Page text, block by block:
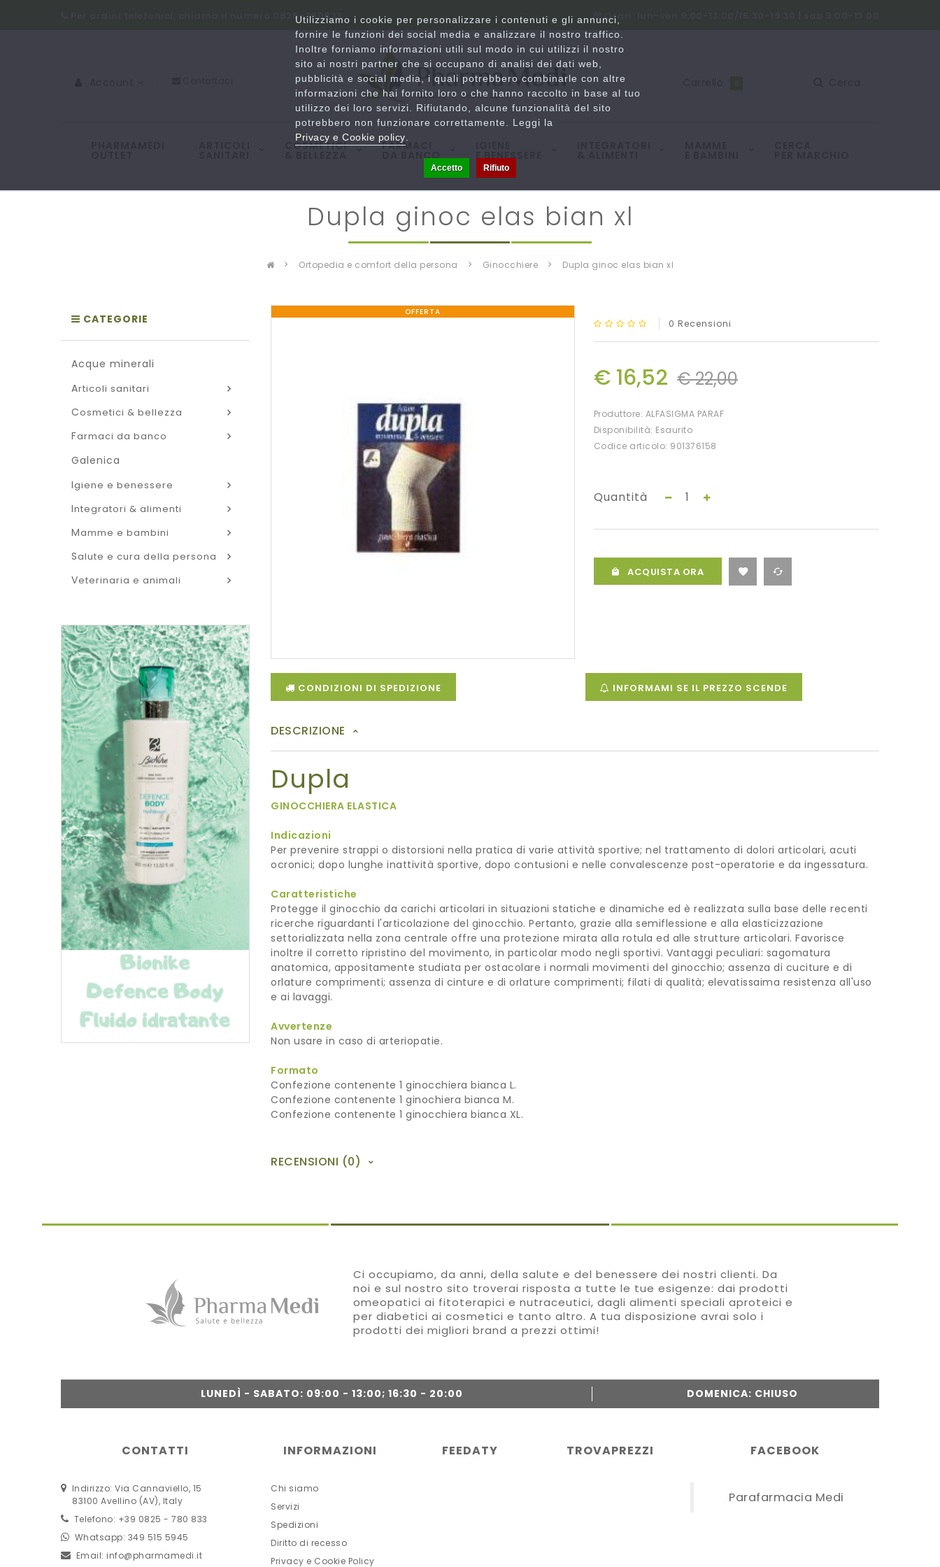
Per ordini telefonici, chiama il numero 0825-780833 Orari: lun-ven 9:00-13:00/15:30-19:30 | sab 9:00-13:00
COSMETICI FARMACI
DA BANCO E BENESSERE
dupla ginoc elas bian xl
ortopedia e comfort della persona ginocchiere dupla ginoc elas bian xl
CATEGORIE
acque minerali
articoli sanitari
cosmetici & bellezza
farmaci da banco
galenica
igiene e benessere
integratori & alimenti
mamme e bambini
salute e cura della persona
veterinaria e animali
OFFERTA
0 Recensioni
€ 16,52 € 22,00
Produttore: ALFASIGMA PARAF
Disponibilità: Esaurito
Codice articolo: 901376158
Quantità
ACQUISTA ORA
CONDIZIONI DI SPEDIZIONE INFORMAMI SE IL PREZZO SCENDE
DESCRIZIONE
Dupla
GINOCCHIERA ELASTICA
Indicazioni
Per prevenire strappi o distorsioni nella pratica di varie attività sportive; nel trattamento di dolori articolari, acuti
ocronici; dopo lunghe inattività sportive, dopo contusioni e nelle convalescenze post-operatorie e da ingessatura.
Caratteristiche
Protegge il ginocchio da carichi articolari in situazioni statiche e dinamiche ed è realizzata sulla base delle recenti
ricerche riguardanti l'articolazione del ginocchio. Pertanto, grazie alla semiflessione e alla elasticizzazione
settorializzata nella zona centrale offre una protezione mirata alla rotula ed alle strutture articolari. Favorisce
inoltre il corretto ripristino del movimento, in particolar modo negli sportivi. Vantaggi peculiari: sagomatura
anatomica, appositamente studiata per ostacolare i normali movimenti del ginocchio; assenza di cuciture e di
orlature comprimenti; assenza di cinture e di orlature comprimenti; filati di qualità; elevatissaima resistenza all'uso
e ai lavaggi.
Avvertenze
Non usare in caso di arteriopatie.
Formato
Confezione contenente 1 ginocchiera bianca L.
Confezione contenente 1 ginochiera bianca M.
Confezione contenente 1 ginocchiera bianca XL.
RECENSIONI (0)
Ci occupiamo, da anni, della salute e del benessere dei nostri clienti. Da
noi e sul nostro sito troverai risposta a tutte le tue esigenze: dai prodotti
omeopatici ai fitoterapici e nutraceutici, dagli alimenti speciali aproteici e
per diabetici ai cosmetici e tanto altro. A tua disposizione avrai solo i
prodotti dei migliori brand a prezzi ottimi!
LUNEDÌ - SABATO: 09:00 - 13:00; 16:30 - 20:00 DOMENICA: CHIUSO
CONTATTI
Indirizzo: Via Cannaviello, 15
83100 Avellino (AV), Italy
Telefono: +39 0825 - 780 833
Whatsapp: 349 515 5945
Email: info@pharmamedi.it
INFORMAZIONI
Chi siamo
Servizi
Spedizioni
Diritto di recesso
Privacy e Cookie Policy
FEEDATY TROVAPREZZI FACEBOOK
Parafarmacia Medi
Utilizziamo i cookie per personalizzare i contenuti e gli annunci,
fornire le funzioni dei social media e analizzare il nostro traffico.
Inoltre forniamo informazioni utili sul modo in cui utilizzi il nostro
sito ai nostri partner che si occupano di analisi dei dati web,
pubblicità e social media, i quali potrebbero combinarle con altre
informazioni che hai fornito loro o che hanno raccolto in base al tuo
utilizzo dei loro servizi. Rifiutando, alcune funzionalità del sito
potrebbero non funzionare correttamente. Leggi la
Privacy e Cookie policy
Accetto Rifiuto